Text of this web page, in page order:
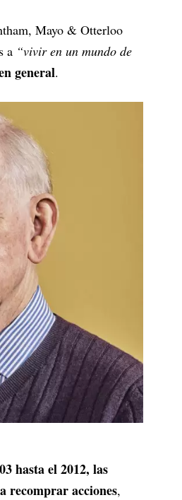
Mayo & Otterloo
a “vivir en un mundo de
general.
hasta el 2012, las
recomprar acciones,